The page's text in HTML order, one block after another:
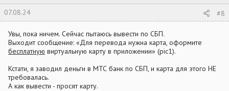
07.08.24 #8
Увы, пока ничем. Сейчас пытаюсь вывести по СБП.
Выходит сообщение: «Для перевода нужна карта, оформите
бесплатную виртуальную карту в приложении» (pic1).
Кстати, я заводил деньги в МТС банк по СБП, и карта для этого НЕ
требовалась.
А как вывести - просят карту.